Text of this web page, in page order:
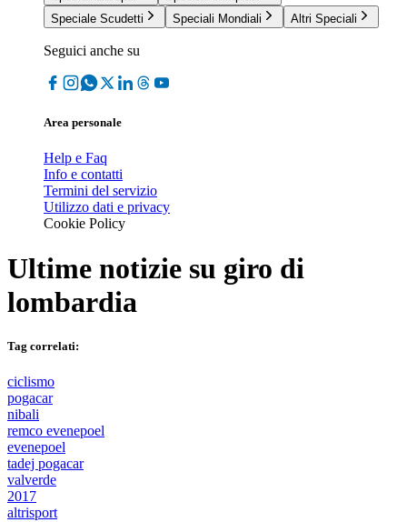
Speciale Scudetti
Speciali Mondiali Altri Speciali
Seguici anche su
Area personale
Help e Faq
Info e contatti
Termini del servizio
Utilizzo dati e privacy
Cookie Policy
Ultime notizie su giro di
lombardia
Tag correlati:
ciclismo
pogacar
nibali
remco evenepoel
evenepoel
tadej pogacar
valverde
2017
altrisport